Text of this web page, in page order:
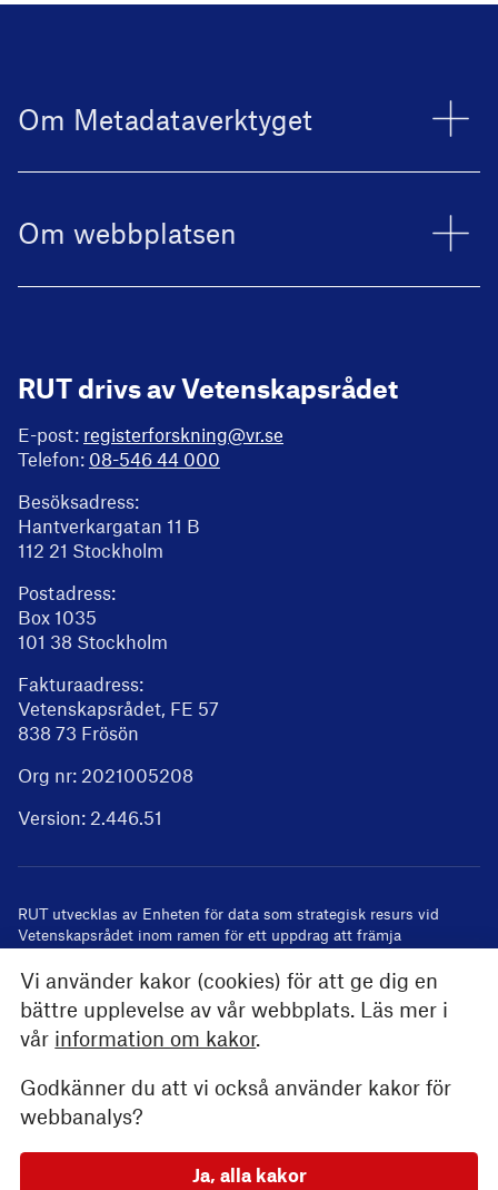
Vi använder kakor (cookies) för att ge dig en
bättre upplevelse av vår webbplats. Läs mer i
vår information om kakor.
Godkänner du att vi också använder kakor för
webbanalys?
Ja, alla kakor
Om Metadataverktyget
Om webbplatsen
RUT drivs av Vetenskapsrådet
E-post: registerforskning@vr.se
Telefon: 08-546 44 000
Besöksadress:
Hantverkargatan 11 B
112 21 Stockholm
Postadress:
Box 1035
101 38 Stockholm
Fakturaadress:
Vetenskapsrådet, FE 57
838 73 Frösön
Org nr: 2021005208
Version: 2.446.51
RUT utvecklas av Enheten för data som strategisk resurs vid
Vetenskapsrådet inom ramen för ett uppdrag att främja